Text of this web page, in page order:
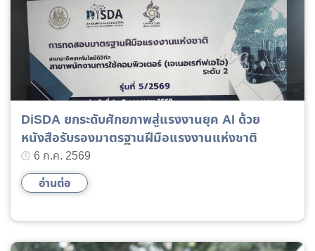
DiSDA ยกระดับศักยภาพสู่แรงงานยุค AI ด้วย
หนังสือรับรองมาตรฐานฝีมือแรงงานแห่งชาติ
6 ก.ค. 2569
อ่านต่อ